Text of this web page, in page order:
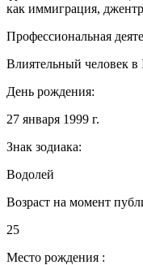
как иммиграция,
Профессиональная
Влиятельный человек в
День рождения:
27 января 1999 г.
Знак зодиака:
Водолей
Возраст на момент
25
Место рождения :